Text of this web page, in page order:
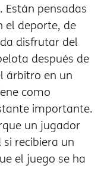
Están pensadas
el deporte, de
disfrutar del
después de
árbitro en un
como
importante.
un jugador
recibiera un
el juego se ha